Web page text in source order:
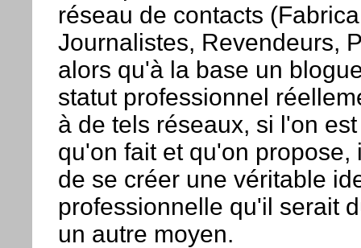
réseau de contacts
Journalistes, Revendeurs,
alors qu'à la base un
statut professionnel
à de tels réseaux, si l'on
qu'on fait et qu'on propose,
de se créer une véritable
professionnelle qu'il serait
un autre moyen.